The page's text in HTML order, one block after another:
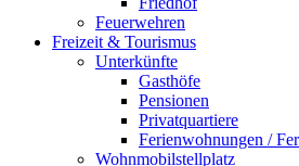
Feuerwehren
Freizeit & Tourismus
Unterkünfte
Gasthöfe
Pensionen
Privatquartiere
Ferienwohnungen /
Wohnmobilstellplatz